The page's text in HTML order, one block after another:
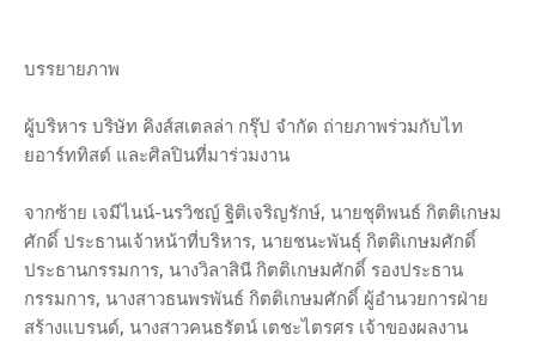
บรรยายภาพ
ผู้บริหาร บริษัท คิงส์สเตลล่า กรุ๊ป จำกัด ถ่ายภาพร่วมกับไท
ยอาร์ททิสต์ และศิลปินที่มาร่วมงาน
จากซ้าย เจมีไนน์-นรวิชญ์ ฐิติเจริญรักษ์, นายชุติพนธ์ กิตติเกษม
ศักดิ์ ประธานเจ้าหน้าที่บริหาร, นายชนะพันธุ์ กิตติเกษมศักดิ์
ประธานกรรมการ, นางวิลาสินี กิตติเกษมศักดิ์ รองประธาน
กรรมการ, นางสาวธนพรพันธ์ ​​กิตติเกษมศักดิ์ ผู้อำนวยการฝ่าย
สร้างแบรนด์, นางสาวคนธรัตน์ เตชะไตรศร เจ้าของผลงาน